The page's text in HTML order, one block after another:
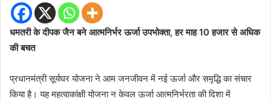
धमतरी के दीपक जैन बने आत्मनिर्भर ऊर्जा उपभोक्ता, हर माह 10 हजार से अधिक
की बचत
प्रधानमंत्री सूर्यघर योजना ने आम जनजीवन में नई ऊर्जा और समृद्धि का संचार
किया है। यह महत्वाकांक्षी योजना न केवल ऊर्जा आत्मनिर्भरता की दिशा में